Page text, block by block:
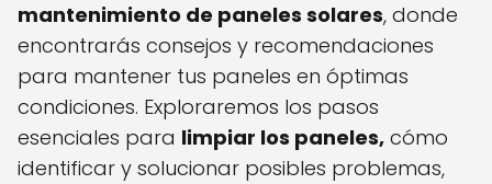
mantenimiento de paneles solares, donde
encontrarás consejos y recomendaciones
para mantener tus paneles en óptimas
condiciones. Exploraremos los pasos
esenciales para limpiar los paneles, cómo
identificar y solucionar posibles problemas,